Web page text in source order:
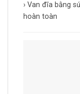
› Van đĩa bằng
hoàn toàn